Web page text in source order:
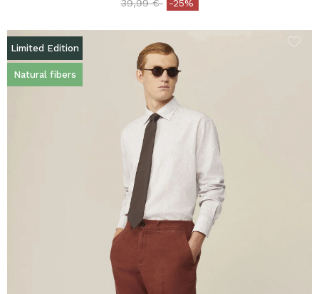
Price reduced from
39,99 €to-25%
Limited Edition
Natural fibers